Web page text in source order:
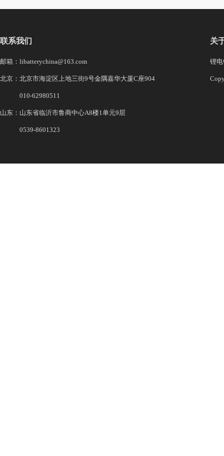
联系我们
邮箱：libatterychina@163.com
北京：北京市海淀区上地三街9号金隅嘉华大厦C座904
010-62980511
山东：山东省临沂市鲁商中心A8楼1单元9层
0539-8601323
关
锂